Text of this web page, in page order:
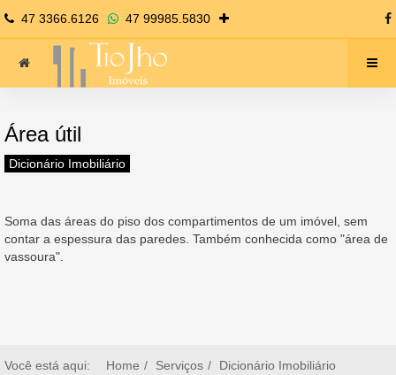
47 3366.6126 47 99985.5830
Área útil
Dicionário Imobiliário
Soma das áreas do piso dos compartimentos de um imóvel, sem
contar a espessura das paredes. Também conhecida como "área de
vassoura".
Você está aqui: Home Serviços
Dicionário Imobiliário